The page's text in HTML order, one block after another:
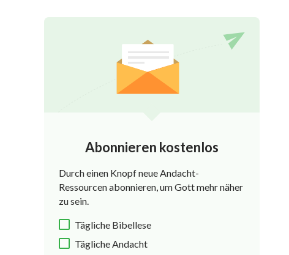
Abonnieren kostenlos
Durch einen Knopf neue Andacht-
Ressourcen abonnieren, um Gott mehr näher
zu sein.
Tägliche Bibellese
Tägliche Andacht